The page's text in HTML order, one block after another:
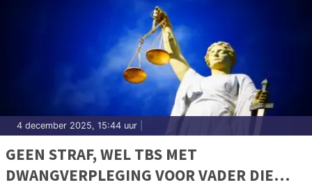
4 december 2025, 15:44 uur
GEEN STRAF, WEL TBS MET
DWANGVERPLEGING VOOR VADER DIE